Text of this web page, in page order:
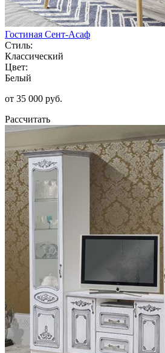
Гостиная Сент-Асаф
Стиль:
Классический
Цвет:
Белый
от 35 000 руб.
Рассчитать